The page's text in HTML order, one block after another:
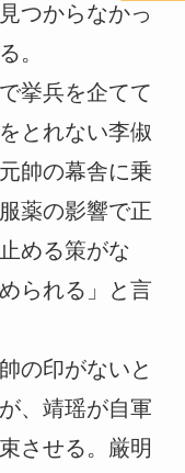
つからなかっ
。
挙兵を企てて
とれない李俶
帥の幕舎に乗
薬の影響で正
める策がな
られる」と言
の印がないと
、靖瑶が自軍
させる。厳明